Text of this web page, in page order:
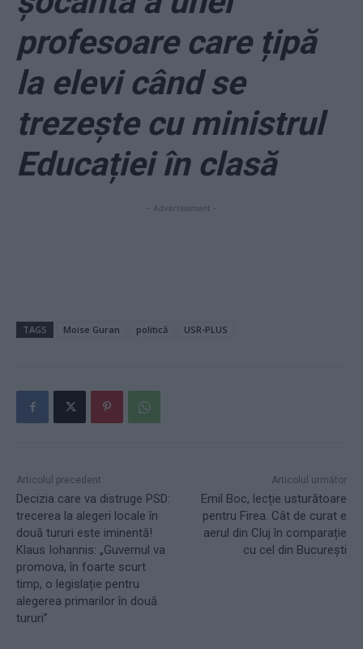
profesoare care țipă
la elevi când se
trezește cu ministrul
Educației în clasă
- Advertisement -
TAGS Moise Guran politică USR-PLUS
Articolul precedent
Decizia care va distruge PSD:
trecerea la alegeri locale în
două tururi este iminentă!
Klaus Iohannis: „Guvernul va
promova, în foarte scurt
timp, o legislație pentru
alegerea primarilor în două
tururi”
Articolul următor
Emil Boc, lecție usturătoare
pentru Firea. Cât de curat e
aerul din Cluj în comparație
cu cel din București